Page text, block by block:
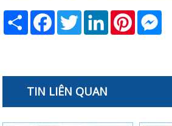
Share FacebookTwitter LinkedInPinterest
TIN LIÊN QUAN